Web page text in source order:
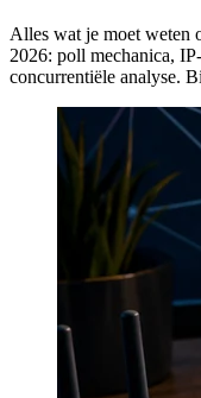
Alles wat je moet weten
2026: poll mechanica,
concurrentiële analyse.